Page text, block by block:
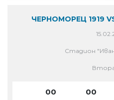
ЧЕРНОМОРЕЦ 1919
Стадион
00 00